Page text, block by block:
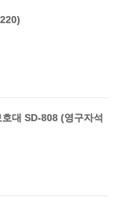
대 SD-808 (영구자석